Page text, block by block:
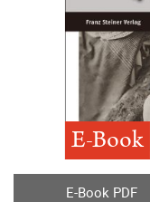
E-Book
E-Book PDF